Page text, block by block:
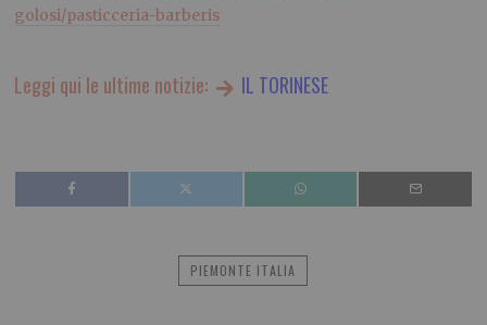
golosi/pasticceria-barberis
Leggi qui le ultime notizie: IL TORINESE
PIEMONTE ITALIA